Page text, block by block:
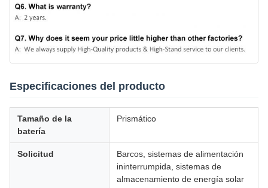
Especificaciones del producto
Tamaño de la
batería
Prismático
Solicitud
Barcos, sistemas de alimentación
ininterrumpida, sistemas de
almacenamiento de energía solar